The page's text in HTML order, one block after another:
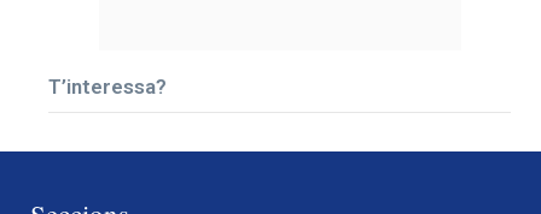
T’interessa?